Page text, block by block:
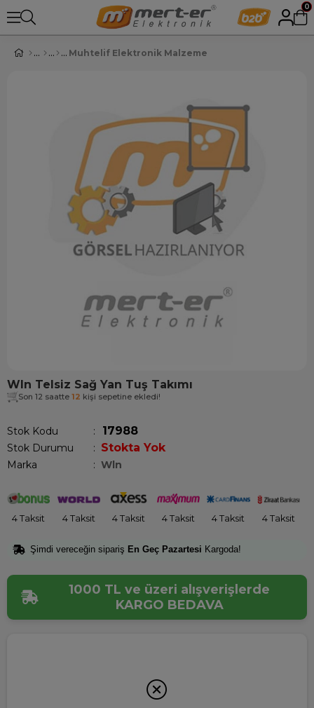
0
Muhtelif Elektronik Malzeme
Wln Telsiz Sağ Yan Tuş Takımı
Son 12 saatte 12 kişi sepetine ekledi!
Stok Kodu 17988
Stok Durumu : Stokta Yok
Marka : Wln
4 Taksit 4 Taksit 4 Taksit 4 Taksit 4 Taksit 4 Taksit
Şimdi vereceğin sipariş En Geç Pazartesi Kargoda!
1000 TL ve üzeri alışverişlerde
KARGO BEDAVA